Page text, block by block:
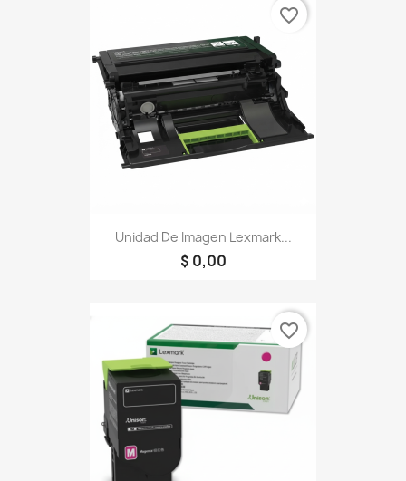
Unidad De Imagen Lexmark...
$ 0,00
favorite_border
favorite_border